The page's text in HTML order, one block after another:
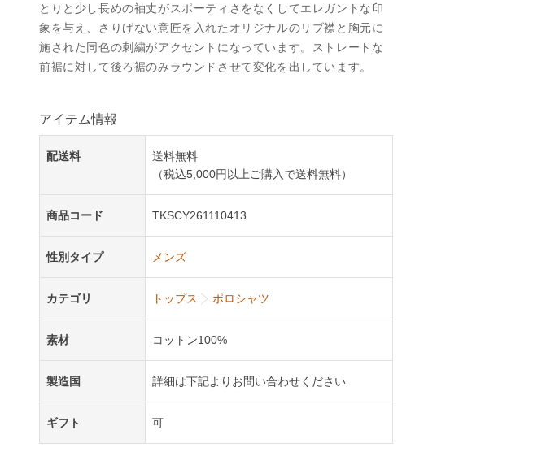
とりと少し長めの袖丈がスポーティさをなくしてエレガントな印
象を与え、さりげない意匠を入れたオリジナルのリブ襟と胸元に
施された同色の刺繍がアクセントになっています。ストレートな
前裾に対して後ろ裾のみラウンドさせて変化を出しています。
アイテム情報
配送料
送料無料
（税込5,000円以上ご購入で送料無料）
商品コード TKSCY261110413
性別タイプ メンズ
カテゴリ トップス ポロシャツ
素材 コットン100%
製造国 詳細は下記よりお問い合わせください
ギフト 可